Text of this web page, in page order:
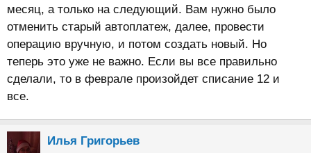
месяц, а только на следующий. Вам нужно было
отменить старый автоплатеж, далее, провести
операцию вручную, и потом создать новый. Но
теперь это уже не важно. Если вы все правильно
сделали, то в феврале произойдет списание 12 и
все.
Илья Григорьев